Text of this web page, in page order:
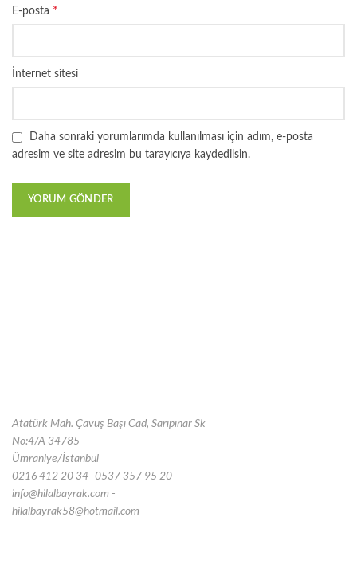
E-posta *
İnternet sitesi
Daha sonraki yorumlarımda kullanılması için adım, e-posta
adresim ve site adresim bu tarayıcıya kaydedilsin.
Atatürk Mah. Çavuş Başı Cad, Sarıpınar Sk
No:4/A 34785
Ümraniye/İstanbul
0216 412 20 34- 0537 357 95 20
info@hilalbayrak.com -
hilalbayrak58@hotmail.com